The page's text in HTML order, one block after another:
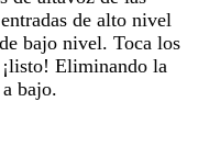
de alto nivel
bajo nivel. Toca los
Eliminando la
bajo.